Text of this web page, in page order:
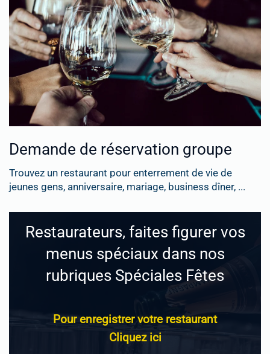
Demande de réservation groupe
Trouvez un restaurant pour enterrement de vie de
jeunes gens, anniversaire, mariage, business dîner, ...
Restaurateurs, faites figurer vos
menus spéciaux dans nos
rubriques Spéciales Fêtes
Pour enregistrer votre restaurant
Cliquez ici